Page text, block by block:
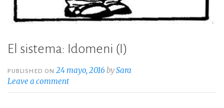
El sistema: Idomeni (I)
PUBLISHED ON24 mayo, 2016 bySara
Leave a comment